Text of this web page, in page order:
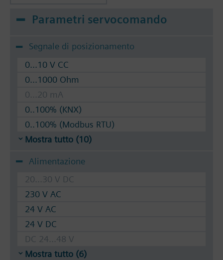
Parametri servocomando
Segnale di posizionamento
0...10 V CC
0...1000 Ohm
0...20 mA
0..100% (KNX)
0..100% (Modbus RTU)
Mostra tutto (10)
Alimentazione
20...30 V DC
230 V AC
24 V AC
24 V DC
DC 24...48 V
Mostra tutto (6)